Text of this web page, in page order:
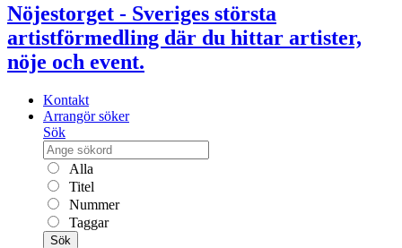
Nöjestorget - Sveriges största
artistförmedling där du hittar artister,
nöje och event.
Kontakt
Arrangör söker
Sök
Alla
Titel
Nummer
Taggar
Sök